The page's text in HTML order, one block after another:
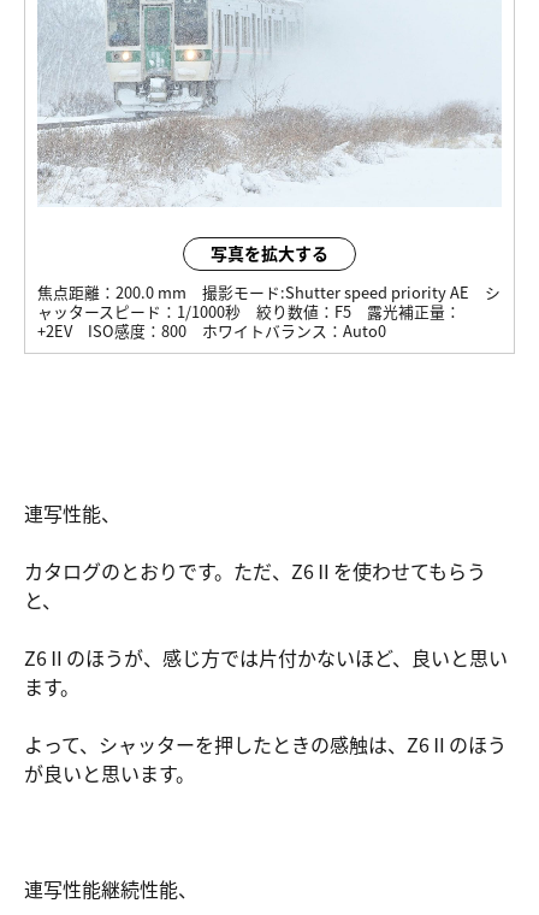
写真を拡大する
焦点距離： 200.0 mm 撮影モード:Shutter speed priority AE
シ
ャッタースピード： 1/1000秒 絞り数値： F5
露光補正量：
+2EV
ISO感度： 800 ホワイトバランス： Auto0
連写性能、
カタログのとおりです。ただ、Z6Ⅱを使わせてもらう
と、
Z6Ⅱのほうが、感じ方では片付かないほど、良いと思い
ます。
よって、シャッターを押したときの感触は、Z6Ⅱのほう
が良いと思います。
連写性能継続性能、